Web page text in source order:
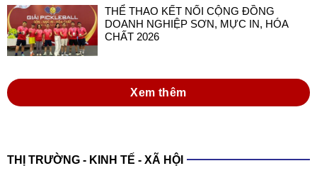
THỂ THAO KẾT NỐI CỘNG ĐỒNG
DOANH NGHIỆP SƠN, MỰC IN, HÓA
CHẤT 2026
Xem thêm
THỊ TRƯỜNG - KINH TẾ - XÃ HỘI